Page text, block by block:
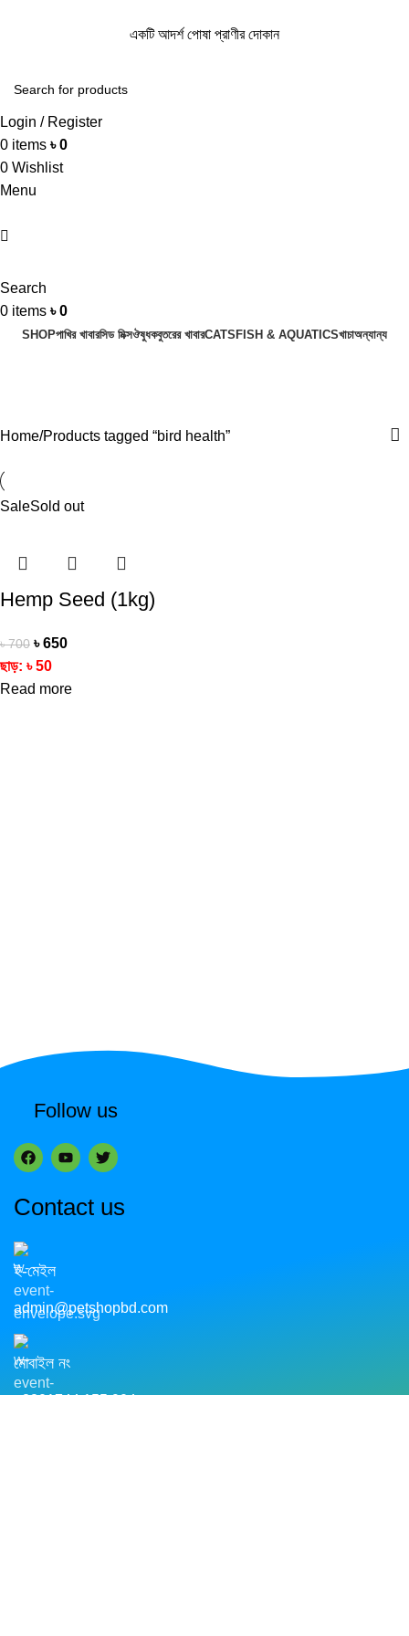
একটি আদর্শ পোষা প্রাণীর দোকান
Login / Register
0 items ৳0
0 Wishlist
Menu
Search
0 items ৳0
SHOPপাখির খাবারসিড মিক্সঔষুধকবুতরের খাবারCATS FISH & AQUATICSখাচাঅন্যান্য
Home Products tagged “bird health”
SaleSold out
Hemp Seed (1kg)
৳700 ৳650
ছাড়: ৳50
Read more
Follow us
Contact us
ই-মেইল
admin@petshopbd.com
মোবাইল নং
+8801744 155 904